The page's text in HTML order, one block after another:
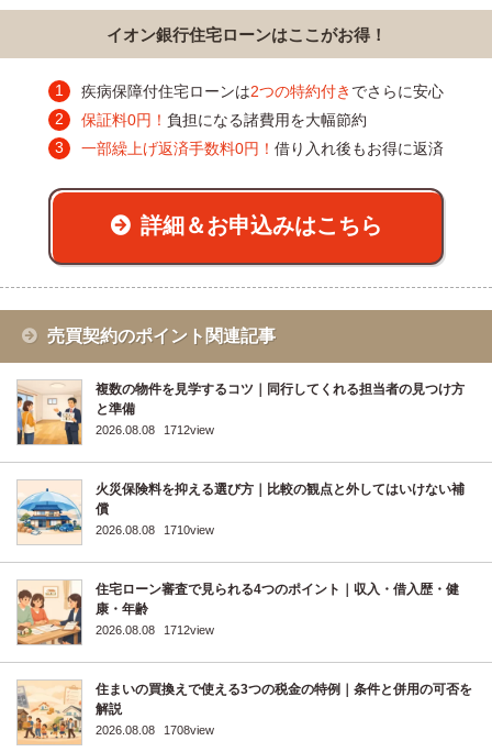
イオン銀行住宅ローンはここがお得！
疾病保障付住宅ローンは2つの特約付き でさらに安心
保証料0円！ 負担になる諸費用を大幅節約
一部繰上げ返済手数料0円！ 借り入れ後もお得に返済
詳細＆お申込みはこちら
売買契約のポイント関連記事
複数の物件を見学するコツ｜同行してくれる担当者の見つけ方
と準備
2026.08.08 1712view
火災保険料を抑える選び方｜比較の観点と外してはいけない補
償
2026.08.08 1710view
住宅ローン審査で見られる4つのポイント｜収入・借入歴・健
康・年齢
2026.08.08 1712view
住まいの買換えで使える3つの税金の特例｜条件と併用の可否を
解説
2026.08.08 1708view